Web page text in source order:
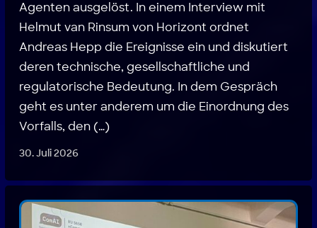
Agenten ausgelöst. In einem Interview mit
Helmut van Rinsum von Horizont ordnet
Andreas Hepp die Ereignisse ein und diskutiert
deren technische, gesellschaftliche und
regulatorische Bedeutung. In dem Gespräch
geht es unter anderem um die Einordnung des
Vorfalls, den (…)
30. Juli 2026